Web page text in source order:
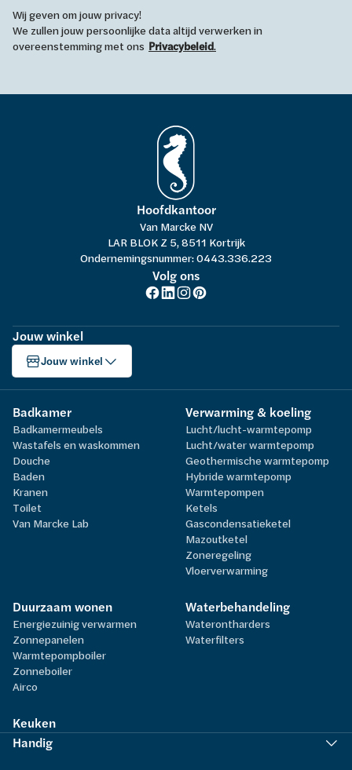
Wij geven om jouw privacy!
We zullen jouw persoonlijke data altijd verwerken in
overeenstemming met ons Privacybeleid.
Hoofdkantoor
Van Marcke NV
LAR BLOK Z 5, 8511 Kortrijk
Ondernemingsnummer: 0443.336.223
Volg ons
Jouw winkel
Jouw winkel
Badkamer
Badkamermeubels
Wastafels en waskommen
Douche
Baden
Kranen
Toilet
Van Marcke Lab
Verwarming & koeling
Lucht/lucht-warmtepomp
Lucht/water warmtepomp
Geothermische warmtepomp
Hybride warmtepomp
Warmtepompen
Ketels
Gascondensatieketel
Mazoutketel
Zoneregeling
Vloerverwarming
Duurzaam wonen
Energiezuinig verwarmen
Zonnepanelen
Warmtepompboiler
Zonneboiler
Airco
Waterbehandeling
Waterontharders
Waterfilters
Keuken
Handig